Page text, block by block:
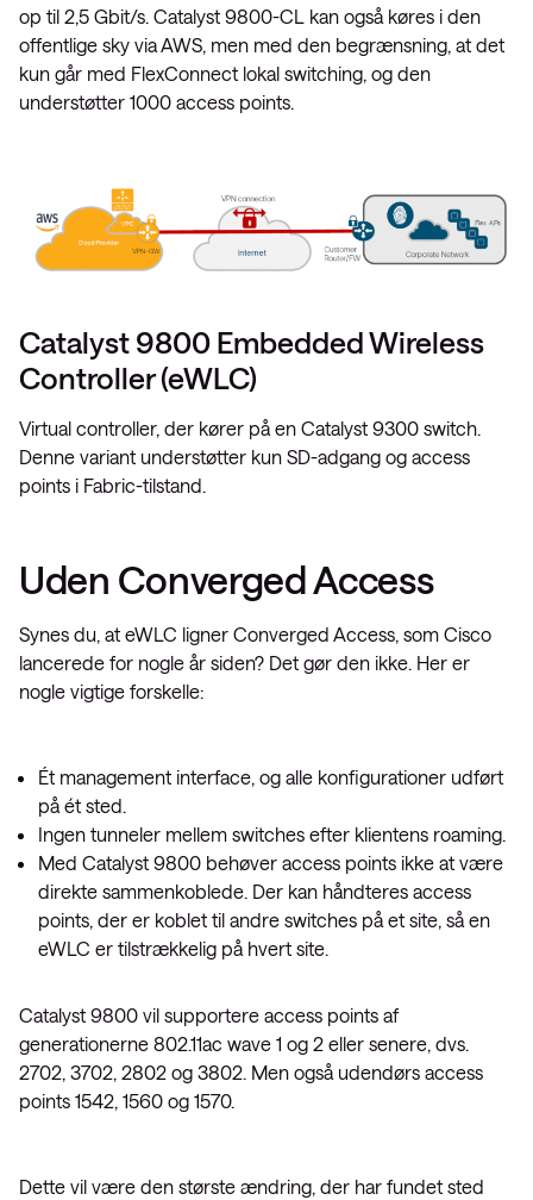
op til 2,5 Gbit/s. Catalyst 9800-CL kan også køres i den
offentlige sky via AWS, men med den begrænsning, at det
kun går med FlexConnect lokal switching, og den
understøtter 1000 access points.
Catalyst 9800 Embedded Wireless
Controller (eWLC)
Virtual controller, der kører på en Catalyst 9300 switch.
Denne variant understøtter kun SD-adgang og access
points i Fabric-tilstand.
Uden Converged Access
Synes du, at eWLC ligner Converged Access, som Cisco
lancerede for nogle år siden? Det gør den ikke. Her er
nogle vigtige forskelle:
Ét management interface, og alle konfigurationer udført
på ét sted.
Ingen tunneler mellem switches efter klientens roaming.
Med Catalyst 9800 behøver access points ikke at være
direkte sammenkoblede. Der kan håndteres access
points, der er koblet til andre switches på et site, så en
eWLC er tilstrækkelig på hvert site.
Catalyst 9800 vil supportere access points af
generationerne 802.11ac wave 1 og 2 eller senere, dvs.
2702, 3702, 2802 og 3802. Men også udendørs access
points 1542, 1560 og 1570.
Dette vil være den største ændring, der har fundet sted